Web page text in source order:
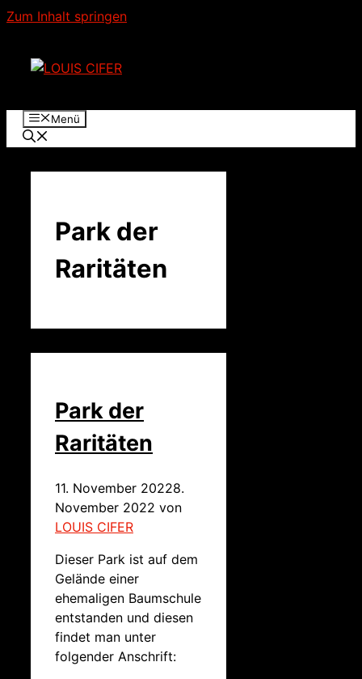
Zum Inhalt springen
Menü
Park der
Raritäten
Park der
Raritäten
11. November 20228.
November 2022 von
LOUIS CIFER
Dieser Park ist auf dem
Gelände einer
ehemaligen Baumschule
entstanden und diesen
findet man unter
folgender Anschrift: